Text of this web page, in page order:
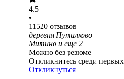
4.5
•
11520 отзывов
деревня Путилково
Митино и еще 2
Можно без резюме
Откликнитесь среди первых
Откликнуться